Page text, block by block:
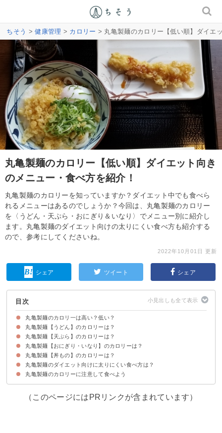
ちそう >健康管理 > カロリー > 丸亀製麺のカロリー【低い順】ダイエ
丸亀製麺のカロリー【低い順】ダイエット向き
のメニュー・食べ方を紹介！
丸亀製麺のカロリーを知っていますか？ダイエット中でも食べら
れるメニューはあるのでしょうか？今回は、丸亀製麺のカロリー
を〈うどん・天ぷら・おにぎり＆いなり〉でメニュー別に紹介し
ます。丸亀製麺のダイエット向けの太りにくい食べ方も紹介する
ので、参考にしてくださいね。
2022年10月01日 更新
シェア ツイート シェア
目次
丸亀製麺のカロリ一は高い？低い？
丸亀製麺【うどん】のカロリーは？
①タル鶏天ぶっかけうどん（1,138kcal）
②旨辛まぜ釜玉うどん（665kcal）
③カレーうどん（511kcal）
④高菜明太釜玉うどん（480kcal）
⑤月見刻みきつねうどん：461kcal
⑥月見わかめうどん（402kcal）
⑦とろ玉うどん（401kcal）
⑧明太釜玉うどん（384kcal）
⑨鮭とろぶっかけうどん（368kcal）
⑩刻みきつねうどん（368kcal）
⑪釜玉うどん（377kcal）
⑫かつお節ぶっかけうどん（320kcal）
⑬昆布うどん（309kcal）
⑭ぶっかけうどん（303kcal）
⑮ざるうどん（303kcal）
⑯釜揚げうどん（303kcal）
⑰おろし醤油うどん（301kcal）
⑱かけうどん（229kcal)
丸亀製麺【天ぷら】のカロリーは？
①野菜かき揚げ（483kcal）
②かしわ天（182kcal）
③さつまいも天（159kcal）
④えび天（148kcal）
⑤ちくわ天（143kcal）
⑥半熟卵天（108kcal）
⑦いか天（105kcal）
⑧れんこん天（64kcal）
丸亀製麺【おにぎり・いなり】のカロリーは？
①昆布おむすび（153kcal）
②明太子おむすび（151kcal）
③鮭おむすび（147kcal）
④梅おむすび（144kcal）
⑤いなり（121kcal）
丸亀製麺【丼もの】のカロリーは？
①カツ丼（670kcal）
②牛とじ丼（619kcal）
③親子丼（544kcal）
丸亀製麺のダイエット向けに太りにくい食べ方は？
①うどんの前にサラダ・野菜を食べる
②天ぷらなど揚げ物トッピングは避ける
③昼食に食べる
丸亀製麺のカロリーに注意して食べよう
（このページにはPRリンクが含まれています）